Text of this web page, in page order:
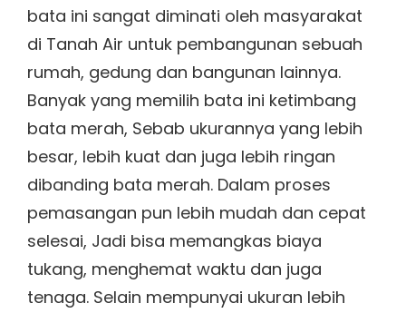
bata ini sangat diminati oleh masyarakat
di Tanah Air untuk pembangunan sebuah
rumah, gedung dan bangunan lainnya.
Banyak yang memilih bata ini ketimbang
bata merah, Sebab ukurannya yang lebih
besar, lebih kuat dan juga lebih ringan
dibanding bata merah. Dalam proses
pemasangan pun lebih mudah dan cepat
selesai, Jadi bisa memangkas biaya
tukang, menghemat waktu dan juga
tenaga. Selain mempunyai ukuran lebih